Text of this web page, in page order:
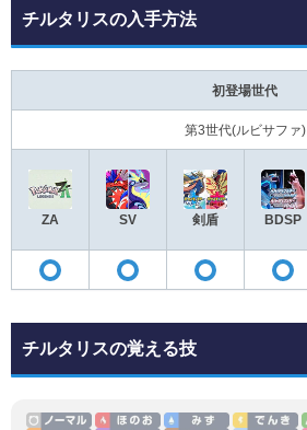
チルタリスの入手方法
初登場世代
第3世代(ルビサファ)
ZA SV 剣盾 BDSP
チルタリスの覚える技